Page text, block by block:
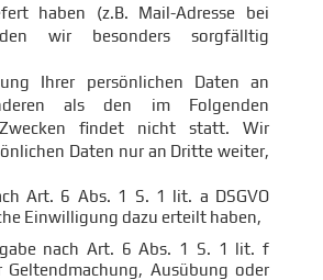
haben (z.B. Mail-Adresse bei
wir besonders sorgfälltig
Ihrer persönlichen Daten an
als den im Folgenden
findet nicht statt. Wir
Daten nur an Dritte weiter,
Art. 6 Abs. 1 S. 1 lit. a DSGVO
Einwilligung dazu erteilt haben,
nach Art. 6 Abs. 1 S. 1 lit. f
Geltendmachung, Ausübung oder